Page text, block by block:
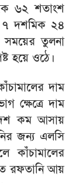
৬২ শতাংশ
৭ দশমিক ২৪
সময়ের তুলনা
হয়ে ওঠে।
দাম
ক্ষেত্রে দাম
কম আসায়
জন্য এলসি
কাঁচামালের
রফতানি আয়